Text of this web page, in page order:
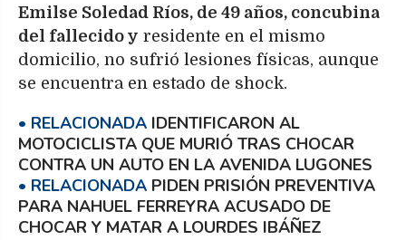
Emilse Soledad Ríos, de 49 años, concubina
del fallecido y residente en el mismo
domicilio, no sufrió lesiones físicas, aunque
se encuentra en estado de shock.
IDENTIFICARON AL
MOTOCICLISTA QUE MURIÓ TRAS CHOCAR
CONTRA UN AUTO EN LA AVENIDA LUGONES
PIDEN PRISIÓN PREVENTIVA
PARA NAHUEL FERREYRA ACUSADO DE
CHOCAR Y MATAR A LOURDES IBÁÑEZ